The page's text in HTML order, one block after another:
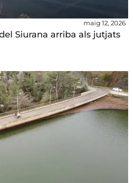
maig 12, 2026
Siurana arriba als jutjats